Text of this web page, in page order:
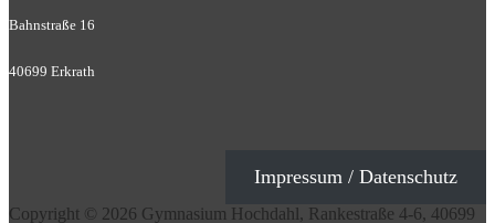
Bahnstraße 16
40699 Erkrath
Impressum / Datenschutz
Copyright © 2026 Gymnasium Hochdahl, Rankestraße 4-6, 40699